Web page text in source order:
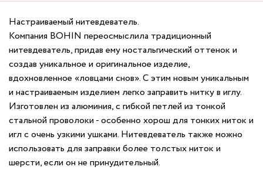
Настраиваемый нитевдеватель.
Компания BOHIN переосмыслила традиционный
нитевдеватель, придав ему ностальгический оттенок и
создав уникальное и оригинальное изделие,
вдохновленное «ловцами снов». С этим новым уникальным
и настраиваемым изделием легко заправить нитку в иглу.
Изготовлен из алюминия, с гибкой петлей из тонкой
стальной проволоки - особенно хорош для тонких ниток и
игл с очень узкими ушками. Нитевдеватель также можно
использовать для заправки более толстых ниток и
шерсти, если он не принудительный.